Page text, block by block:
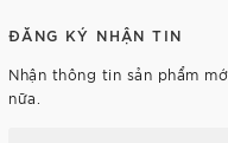
ĐĂNG KÝ NHẬN TIN
Nhận thông tin sản phẩm
nữa.